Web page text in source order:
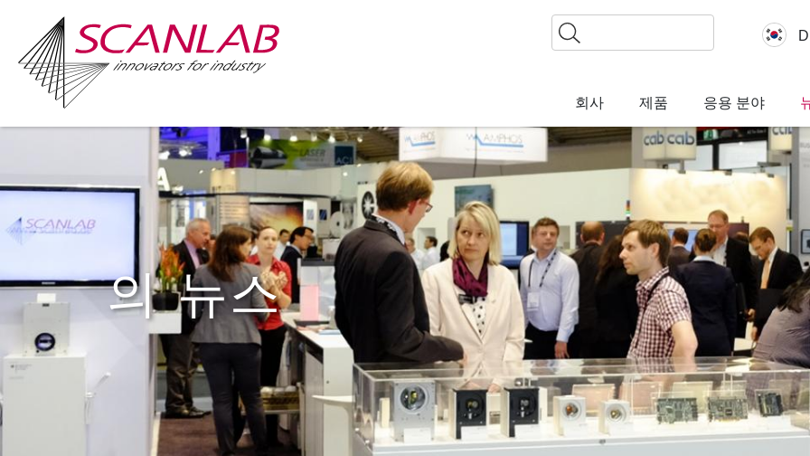
main
찾
기
회사 제품 응용 분야
의 뉴스